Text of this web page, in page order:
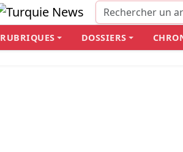
RUBRIQUES DOSSIERS